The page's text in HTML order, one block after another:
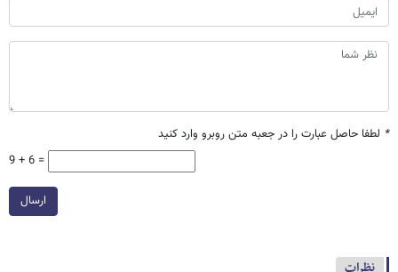
* لطفا حاصل عبارت را در جعبه متن روبرو وارد کنید
9 + 6 =
ارسال